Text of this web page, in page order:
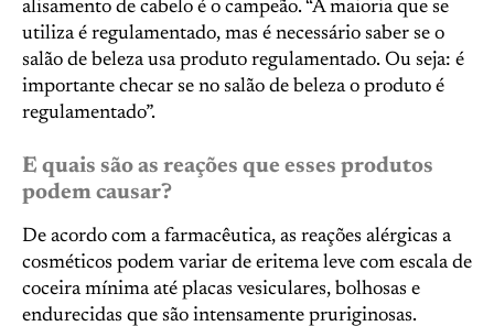
alisamento de cabelo é o campeão. “A maioria que se
utiliza é regulamentado, mas é necessário saber se o
salão de beleza usa produto regulamentado. Ou seja: é
importante checar se no salão de beleza o produto é
regulamentado”.
E quais são as reações que esses produtos
podem causar?
De acordo com a farmacêutica, as reações alérgicas a
cosméticos podem variar de eritema leve com escala de
coceira mínima até placas vesiculares, bolhosas e
endurecidas que são intensamente pruriginosas.